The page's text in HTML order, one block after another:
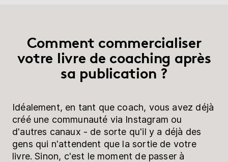
Comment commercialiser
votre livre de coaching après
sa publication ?
Idéalement, en tant que coach, vous avez déjà
créé une communauté via Instagram ou
d'autres canaux - de sorte qu'il y a déjà des
gens qui n'attendent que la sortie de votre
livre. Sinon, c'est le moment de passer à